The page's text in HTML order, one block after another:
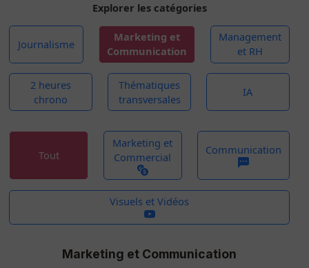
Explorer les catégories
Journalisme
Marketing et
Communication
Management
et RH
2 heures
chrono
Thématiques
transversales
IA
Tout
Marketing et
Commercial
Communication
Visuels et Vidéos
Marketing et Communication